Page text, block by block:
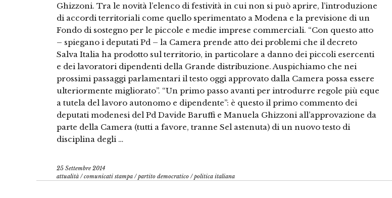
Ghizzoni. Tra le novità l’elenco di festività in cui non si può aprire, l’introduzione
di accordi territoriali come quello sperimentato a Modena e la previsione di un
Fondo di sostegno per le piccole e medie imprese commerciali. “Con questo atto
– spiegano i deputati Pd – la Camera prende atto dei problemi che il decreto
Salva Italia ha prodotto sul territorio, in particolare a danno dei piccoli esercenti
e dei lavoratori dipendenti della Grande distribuzione. Auspichiamo che nei
prossimi passaggi parlamentari il testo oggi approvato dalla Camera possa essere
ulteriormente migliorato”. “Un primo passo avanti per introdurre regole più eque
a tutela del lavoro autonomo e dipendente”: è questo il primo commento dei
deputati modenesi del Pd Davide Baruffi e Manuela Ghizzoni all’approvazione da
parte della Camera (tutti a favore, tranne Sel astenuta) di un nuovo testo di
disciplina degli …
25 Settembre 2014
attualità /comunicati stampa /partito democratico /politica italiana